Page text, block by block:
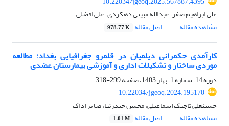
علی ابراهیم صفر، عبدالله مبینی دهکردی، علی افضلی
مشاهده مقاله
اصل مقاله 978.77 K
کارآمدی حکمرانی دیلمیان در قلمرو جغرافیایی بغداد؛ مطالعه
موردی ساختار و تشکیلات اداری و آموزشی بیمارستان عضدی
دوره 14، شماره 1، بهار 1403، صفحه
299-318
10.22034/jgeoq.2024.195170
حسینعلی تاجیک اسماعیلی، محسن حیدرنیا، صا بر اداک
مشاهده مقاله
اصل مقاله 1.01 M